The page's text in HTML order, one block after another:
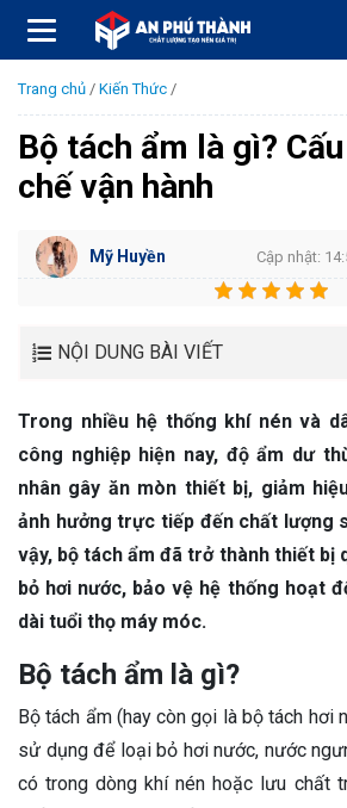
Trang chủ / Kiến Thức /
Bộ tách ẩm là gì?
chế vận hành
Mỹ Huyền Cập nhật:
NỘI DUNG BÀI VIẾT
Trong nhiều hệ thống khí nén và
công nghiệp hiện nay, độ ẩm dư
nhân gây ăn mòn thiết bị, giảm
ảnh hưởng trực tiếp đến chất lượng
vậy, bộ tách ẩm đã trở thành thiết bị
bỏ hơi nước, bảo vệ hệ thống hoạt
dài tuổi thọ máy móc.
Bộ tách ẩm là gì?
Bộ tách ẩm (hay còn gọi là bộ tách hơi
sử dụng để loại bỏ hơi nước, nước
có trong dòng khí nén hoặc lưu chất